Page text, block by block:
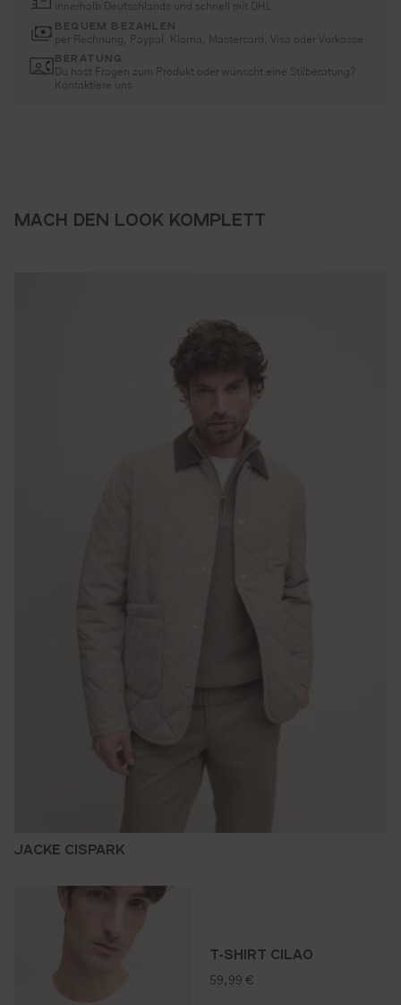
innerhalb Deutschlands und schnell mit DHL
BEQUEM BEZAHLEN
per Rechnung, Paypal, Klarna, Mastercard, Visa oder Vorkasse
BERATUNG
Du hast Fragen zum Produkt oder wünscht eine Stilberatung?
Kontaktiere uns
MACH DEN LOOK KOMPLETT
JACKE CISPARK
T-SHIRT CILAO
regulärer preis:
59,99 €